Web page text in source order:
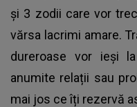
și 3 zodii care vor
vărsa lacrimi amare.
dureroase vor ieși
anumite relații sau
mai jos ce îți rezervă